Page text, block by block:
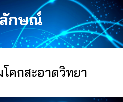
กษณ์
คกสะอาดวิทยา